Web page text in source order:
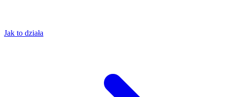
Jak to działa